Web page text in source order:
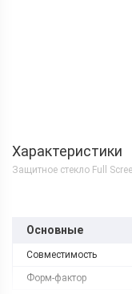
Характеристики
Защитное стекло Full
Основные
Совместимость
Форм-фактор